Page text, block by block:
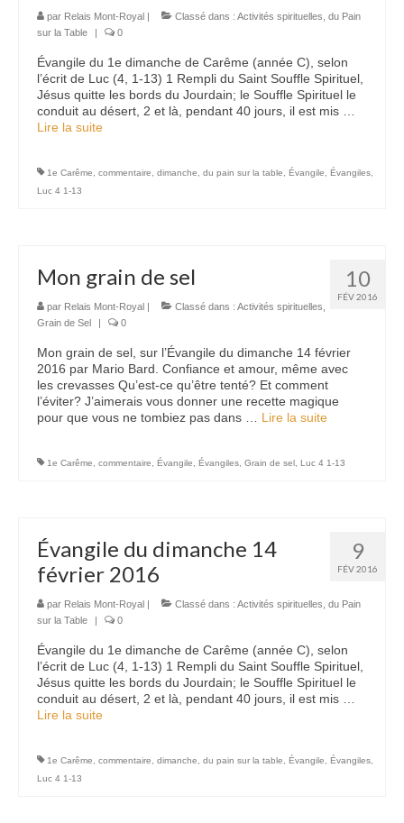
par Relais Mont-Royal | Classé dans : Activités spirituelles du Pain
sur la Table
| 0
Évangile du 1e dimanche de Carême (année C), selon
l’écrit de Luc (4, 1-13) 1 Rempli du Saint Souffle Spirituel,
Jésus quitte les bords du Jourdain; le Souffle Spirituel le
conduit au désert, 2 et là, pendant 40 jours, il est mis …
Lire la suite­­
1e Carême commentaire dimanche du pain sur la table Évangile Évangiles
Luc 4 1-13
10
FÉV 2016
Mon grain de sel
par Relais Mont-Royal | Classé dans : Activités spirituelles
Grain de Sel
| 0
Mon grain de sel, sur l’Évangile du dimanche 14 février
2016 par Mario Bard. Confiance et amour, même avec
les crevasses Qu’est-ce qu’être tenté? Et comment
l’éviter? J’aimerais vous donner une recette magique
pour que vous ne tombiez pas dans … Lire la suite­­
1e Carême commentaire Évangile Évangiles Grain de sel Luc 4 1-13
9
FÉV 2016
Évangile du dimanche 14
février 2016
par Relais Mont-Royal | Classé dans : Activités spirituelles du Pain
sur la Table
| 0
Évangile du 1e dimanche de Carême (année C), selon
l’écrit de Luc (4, 1-13) 1 Rempli du Saint Souffle Spirituel,
Jésus quitte les bords du Jourdain; le Souffle Spirituel le
conduit au désert, 2 et là, pendant 40 jours, il est mis …
Lire la suite­­
1e Carême commentaire dimanche du pain sur la table Évangile Évangiles
Luc 4 1-13